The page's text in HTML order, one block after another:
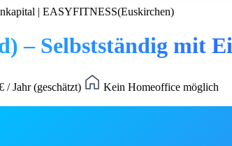
| EASYFITNESS(Euskirchen)
– Selbstständig mit
/ Jahr (geschätzt)
Kein Homeoffice möglich